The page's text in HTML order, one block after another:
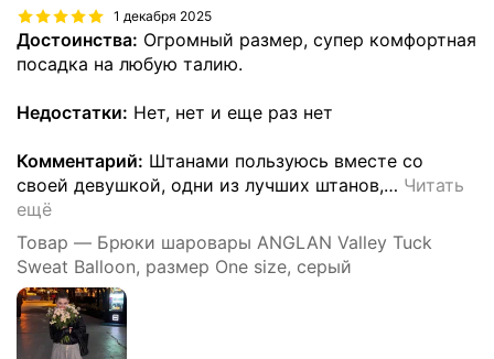
1 декабря 2025
Достоинства: Огромный размер, супер комфортная
посадка на любую талию.
Недостатки: Нет, нет и еще раз нет
Комментарий: Штанами пользуюсь вместе со
своей девушкой, одни из лучших штанов,… Читать
ещё
Товар — Брюки шаровары ANGLAN Valley Tuck
Sweat Balloon, размер One size, серый